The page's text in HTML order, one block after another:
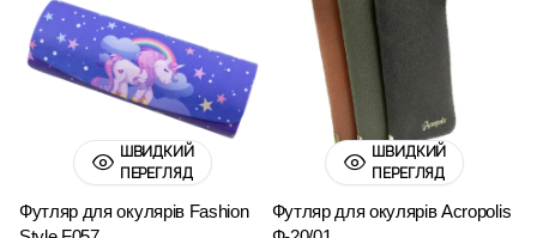
ШВИДКИЙ
ПЕРЕГЛЯД
Футляр для окулярів Fashion
ШВИДКИЙ
ПЕРЕГЛЯД
Футляр для окулярів Acropolis